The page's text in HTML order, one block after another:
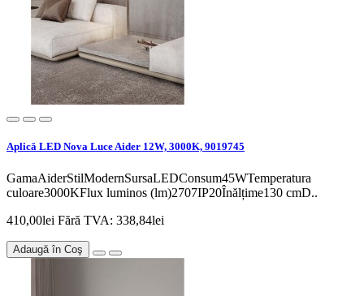
Aplică LED Nova Luce Aider 12W, 3000K, 9019745
GamaAiderStilModernSursaLEDConsum45WTemperatura
culoare3000KFlux luminos (lm)2707IP20Înălțime130 cmD..
410,00lei Fără TVA: 338,84lei
Adaugă în Coş